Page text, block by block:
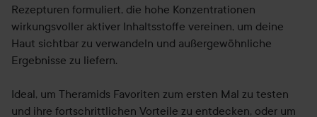
Rezepturen formuliert, die hohe Konzentrationen
wirkungsvoller aktiver Inhaltsstoffe vereinen, um deine
Haut sichtbar zu verwandeln und außergewöhnliche
Ergebnisse zu liefern.
Ideal, um Theramids Favoriten zum ersten Mal zu testen
und ihre fortschrittlichen Vorteile zu entdecken, oder um